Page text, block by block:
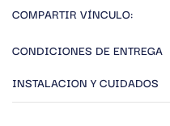
COMPARTIR VÍNCULO:
CONDICIONES DE ENTREGA
INSTALACION Y CUIDADOS